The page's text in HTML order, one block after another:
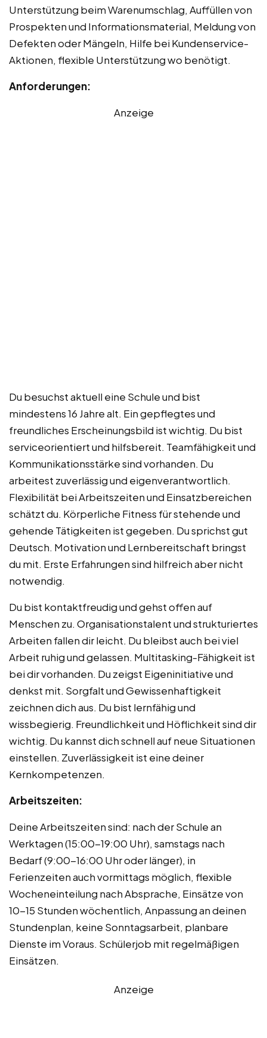
Unterstützung beim Warenumschlag, Auffüllen von
Prospekten und Informationsmaterial, Meldung von
Defekten oder Mängeln, Hilfe bei Kundenservice-
Aktionen, flexible Unterstützung wo benötigt.
Anforderungen:
Anzeige
Du besuchst aktuell eine Schule und bist
mindestens 16 Jahre alt. Ein gepflegtes und
freundliches Erscheinungsbild ist wichtig. Du bist
serviceorientiert und hilfsbereit. Teamfähigkeit und
Kommunikationsstärke sind vorhanden. Du
arbeitest zuverlässig und eigenverantwortlich.
Flexibilität bei Arbeitszeiten und Einsatzbereichen
schätzt du. Körperliche Fitness für stehende und
gehende Tätigkeiten ist gegeben. Du sprichst gut
Deutsch. Motivation und Lernbereitschaft bringst
du mit. Erste Erfahrungen sind hilfreich aber nicht
notwendig.
Du bist kontaktfreudig und gehst offen auf
Menschen zu. Organisationstalent und strukturiertes
Arbeiten fallen dir leicht. Du bleibst auch bei viel
Arbeit ruhig und gelassen. Multitasking-Fähigkeit ist
bei dir vorhanden. Du zeigst Eigeninitiative und
denkst mit. Sorgfalt und Gewissenhaftigkeit
zeichnen dich aus. Du bist lernfähig und
wissbegierig. Freundlichkeit und Höflichkeit sind dir
wichtig. Du kannst dich schnell auf neue Situationen
einstellen. Zuverlässigkeit ist eine deiner
Kernkompetenzen.
Arbeitszeiten:
Deine Arbeitszeiten sind: nach der Schule an
Werktagen (15:00-19:00 Uhr), samstags nach
Bedarf (9:00-16:00 Uhr oder länger), in
Ferienzeiten auch vormittags möglich, flexible
Wocheneinteilung nach Absprache, Einsätze von
10-15 Stunden wöchentlich, Anpassung an deinen
Stundenplan, keine Sonntagsarbeit, planbare
Dienste im Voraus. Schülerjob mit regelmäßigen
Einsätzen.
Anzeige